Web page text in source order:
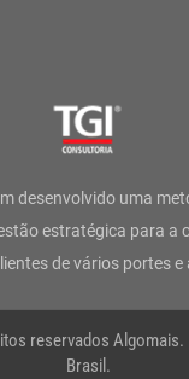
t
e
r
d
i
n
desenvolvido uma
estratégica para a
de vários portes e
reservados Algomais.
Brasil.